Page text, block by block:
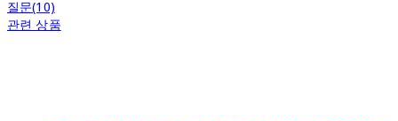
질문(10)
관련 상품